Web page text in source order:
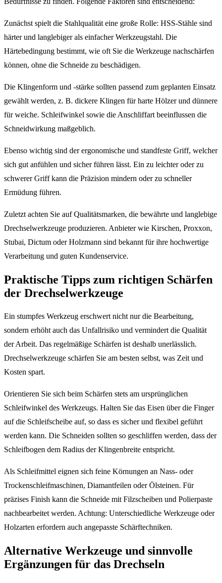
Zunächst spielt die Stahlqualität eine große Rolle: HSS-Stähle sind
härter und langlebiger als einfacher Werkzeugstahl. Die
Härtebedingung bestimmt, wie oft Sie die Werkzeuge nachschärfen
können, ohne die Schneide zu beschädigen.
Die Klingenform und -stärke sollten passend zum geplanten Einsatz
gewählt werden, z. B. dickere Klingen für harte Hölzer und dünnere
für weiche. Schleifwinkel sowie die Anschliffart beeinflussen die
Schneidwirkung maßgeblich.
Ebenso wichtig sind der ergonomische und standfeste Griff, welcher
sich gut anfühlen und sicher führen lässt. Ein zu leichter oder zu
schwerer Griff kann die Präzision mindern oder zu schneller
Ermüdung führen.
Zuletzt achten Sie auf Qualitätsmarken, die bewährte und langlebige
Drechselwerkzeuge produzieren. Anbieter wie Kirschen, Proxxon,
Stubai, Dictum oder Holzmann sind bekannt für ihre hochwertige
Verarbeitung und guten Kundenservice.
Praktische Tipps zum richtigen Schärfen
der Drechselwerkzeuge
Ein stumpfes Werkzeug erschwert nicht nur die Bearbeitung,
sondern erhöht auch das Unfallrisiko und vermindert die Qualität
der Arbeit. Das regelmäßige Schärfen ist deshalb unerlässlich.
Drechselwerkzeuge schärfen Sie am besten selbst, was Zeit und
Kosten spart.
Orientieren Sie sich beim Schärfen stets am ursprünglichen
Schleifwinkel des Werkzeugs. Halten Sie das Eisen über die Finger
auf die Schleifscheibe auf, so dass es sicher und flexibel geführt
werden kann. Die Schneiden sollten so geschliffen werden, dass der
Schleifbogen dem Radius der Klingenbreite entspricht.
Als Schleifmittel eignen sich feine Körnungen an Nass- oder
Trockenschleifmaschinen, Diamantfeilen oder Ölsteinen. Für
präzises Finish kann die Schneide mit Filzscheiben und Polierpaste
nachbearbeitet werden. Achtung: Unterschiedliche Werkzeuge oder
Holzarten erfordern auch angepasste Schärftechniken.
Alternative Werkzeuge und sinnvolle
Ergänzungen für das Drechseln